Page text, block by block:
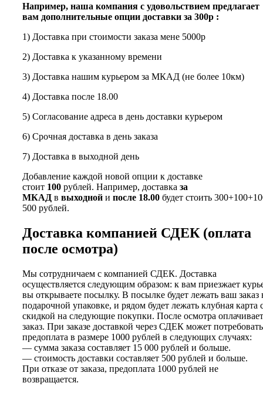
Например, наша компания с удовольствием предлагает
вам дополнительные опции доставки за 300р :
1) Доставка при стоимости заказа мене 5000р
2) Доставка к указанному времени
3) Доставка нашим курьером за МКАД (не более 10км)
4) Доставка после 18.00
5) Согласование адреса в день доставки курьером
6) Срочная доставка в день заказа
7) Доставка в выходной день
Добавление каждой новой опции к доставке
стоит 100 рублей. Например, доставка за
МКАД в выходной и после 18.00 будет стоить
500 рублей.
Доставка компанией СДЕК (оплата
после осмотра)
Мы сотрудничаем с компанией СДЕК. Доставка
осуществляется следующим образом: к вам приезжает
вы открываете посылку. В посылке будет лежать ваш заказ
подарочной упаковке, и рядом будет лежать клубная карта
скидкой на следующие покупки. После осмотра
заказ. При заказе доставкой через СДЕК может
предоплата в размере 1000 рублей в следующих случаях:
— сумма заказа составляет 15 000 рублей и больше.
— стоимость доставки составляет 500 рублей и больше.
При отказе от заказа, предоплата 1000 рублей не
возвращается.